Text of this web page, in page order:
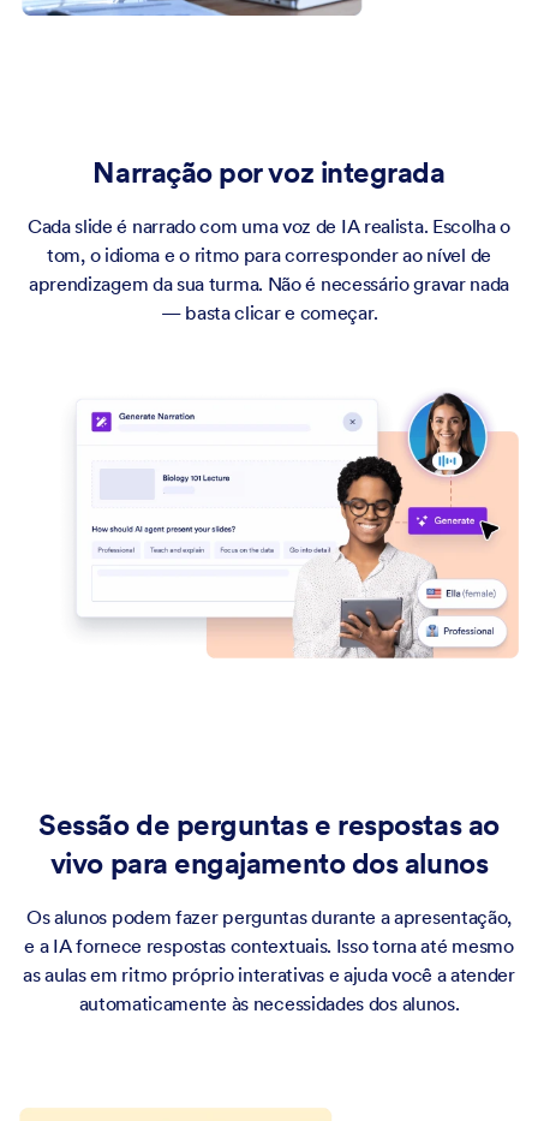
Narração por voz integrada
Cada slide é narrado com uma voz de IA realista. Escolha o
tom, o idioma e o ritmo para corresponder ao nível de
aprendizagem da sua turma. Não é necessário gravar nada
— basta clicar e começar.
Sessão de perguntas e respostas ao
vivo para engajamento dos alunos
Os alunos podem fazer perguntas durante a apresentação,
e a IA fornece respostas contextuais. Isso torna até mesmo
as aulas em ritmo próprio interativas e ajuda você a atender
automaticamente às necessidades dos alunos.